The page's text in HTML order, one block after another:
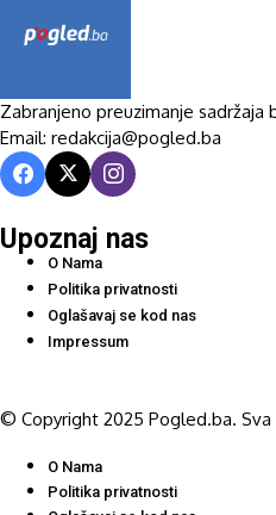
Zabranjeno preuzimanje sadržaja
Email: redakcija@pogled.ba
Upoznaj nas
O Nama
Politika privatnosti
Oglašavaj se kod nas
Impressum
© Copyright 2025 Pogled.ba. Sva
O Nama
Politika privatnosti